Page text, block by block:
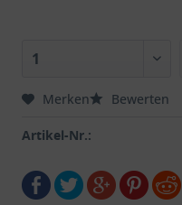
Merken Bewerten
Artikel-Nr.: